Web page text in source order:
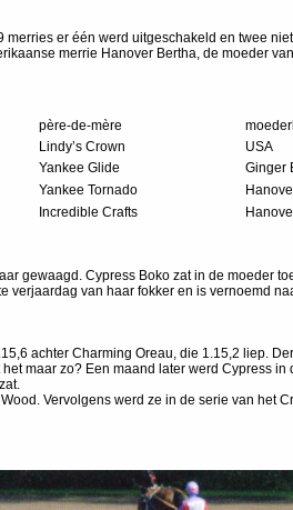
er één werd uitgeschakeld en twee
merrie Hanover Bertha, de moeder
père-de-mère
Lindy’s Crown
USA
Yankee Glide
Ginger
Yankee Tornado
Incredible Crafts
gewaagd. Cypress Boko zat in de moeder
van haar fokker en is vernoemd
achter Charming Oreau, die 1.15,2 liep.
maar zo? Een maand later werd Cypress
Vervolgens werd ze in de serie van het